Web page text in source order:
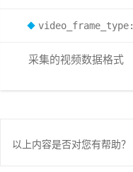
采集的视频数据格式
以上内容是否对您有帮助？